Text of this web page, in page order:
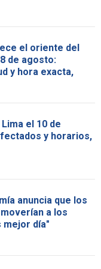
el oriente del
de agosto:
y hora exacta,
el 10 de
y horarios,
anuncia que los
a los
mejor día"